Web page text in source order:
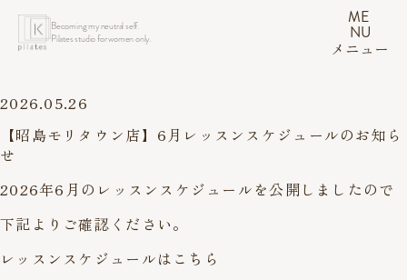
Becoming my neutral self.
Pilates studio for women only.
ME
NU
メニュー
2026.05.26
【昭島モリタウン店】6月レッスンスケジュールのお知ら
せ
2026年6月のレッスンスケジュールを公開しましたので
下記よりご確認ください。
レッスンスケジュールはこちら